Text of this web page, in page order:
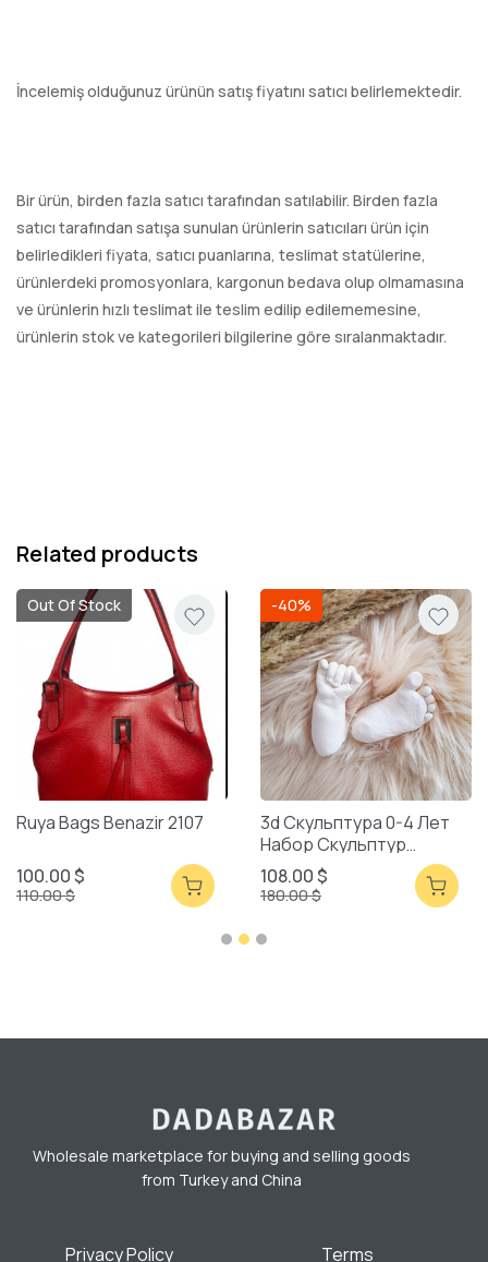
İncelemiş olduğunuz ürünün satış fiyatını satıcı belirlemektedir.
Bir ürün, birden fazla satıcı tarafından satılabilir. Birden fazla
satıcı tarafından satışa sunulan ürünlerin satıcıları ürün için
belirledikleri fiyata, satıcı puanlarına, teslimat statülerine,
ürünlerdeki promosyonlara, kargonun bedava olup olmamasına
ve ürünlerin hızlı teslimat ile teslim edilip edilememesine,
ürünlerin stok ve kategorileri bilgilerine göre sıralanmaktadır.
Related products
Out Of Stock
Ruya Bags Benazir 2107
100.00 $
110.00 $
-40%
3d Скульптура 0-4 Лет
Набор Скульптур
Смешанная Упаковка
108.00 $
180.00 $
Wholesale marketplace for buying and selling goods
from Turkey and China
Privacy Policy Terms